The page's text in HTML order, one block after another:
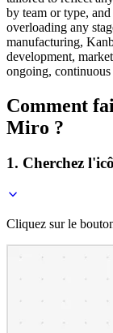
by team or type,
overloading any
manufacturing,
development,
ongoing,
Comment
Miro ?
1. Cherchez
Cliquez sur le